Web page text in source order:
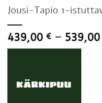
Jousi-Tapio 1-
439,00 € – 539,00